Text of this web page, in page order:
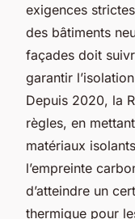
exigences
des bâtiments
façades doit
garantir
Depuis 2020, la
règles, en
matériaux
l’empreinte
d’atteindre un
thermique pour